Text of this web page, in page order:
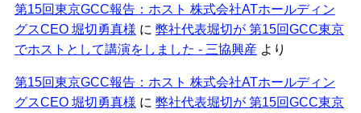
第15回東京GCC報告：ホスト 株式会社ATホールディン
グスCEO 堀切勇真様 に 弊社代表堀切が 第15回GCC東京
でホストとして講演をしました - 三協興産より
第15回東京GCC報告：ホスト 株式会社ATホールディン
グスCEO 堀切勇真様 に 弊社代表堀切が 第15回GCC東京